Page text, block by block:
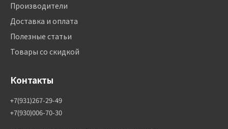
Производители
Доставка и оплата
Полезные статьи
Товары со скидкой
Контакты
+7(931)267-29-49
+7(930)006-70-30